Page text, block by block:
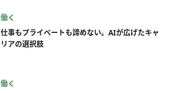
働く
仕事もプライベートも諦めない。AIが広げたキャ
リアの選択肢
働く